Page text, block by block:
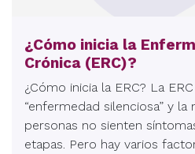
¿Cómo inicia la
Crónica (ERC)?
¿Cómo inicia la ERC? La
“enfermedad silenciosa” y la
personas no sienten
etapas. Pero hay varios